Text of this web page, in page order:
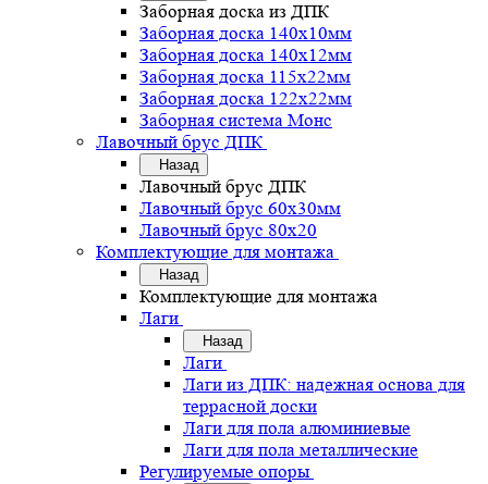
Заборная доска из ДПК
Заборная доска 140х10мм
Заборная доска 140х12мм
Заборная доска 115х22мм
Заборная доска 122х22мм
Заборная система Монс
Лавочный брус ДПК
Назад
Лавочный брус ДПК
Лавочный брус 60х30мм
Лавочный брус 80х20
Комплектующие для монтажа
Назад
Комплектующие для монтажа
Лаги
Назад
Лаги
Лаги из ДПК: надежная основа для
террасной доски
Лаги для пола алюминиевые
Лаги для пола металлические
Регулируемые опоры